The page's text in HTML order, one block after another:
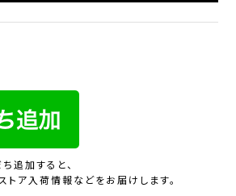
追加すると、
トア入荷情報などをお届けします。